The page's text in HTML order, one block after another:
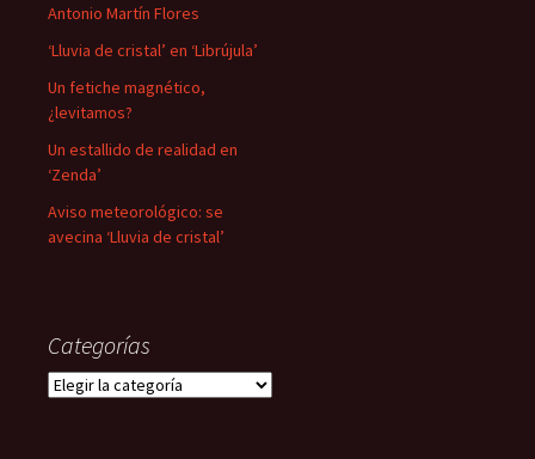
Antonio Martín Flores
‘Lluvia de cristal’ en ‘Librújula’
Un fetiche magnético,
¿levitamos?
Un estallido de realidad en
‘Zenda’
Aviso meteorológico: se
avecina ‘Lluvia de cristal’
Categorías
Categorías